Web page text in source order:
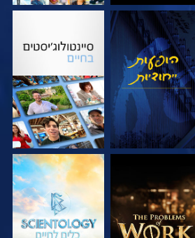
צפה בדוק את הסדרה
בדוק את הסדרה בדוק את הסדרה